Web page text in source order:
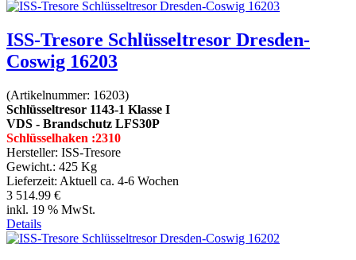
ISS-Tresore Schlüsseltresor Dresden-
Coswig 16203
(Artikelnummer: 16203)
Schlüsseltresor 1143-1 Klasse I
VDS - Brandschutz LFS30P
Schlüsselhaken :2310
Hersteller: ISS-Tresore
Gewicht.: 425 Kg
Lieferzeit: Aktuell ca. 4-6 Wochen
3 514.99 €
inkl. 19 % MwSt.
Details